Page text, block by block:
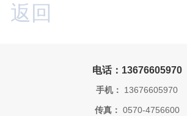
返回
电话：13676605970
手机： 13676605970
传真： 0570-4756600